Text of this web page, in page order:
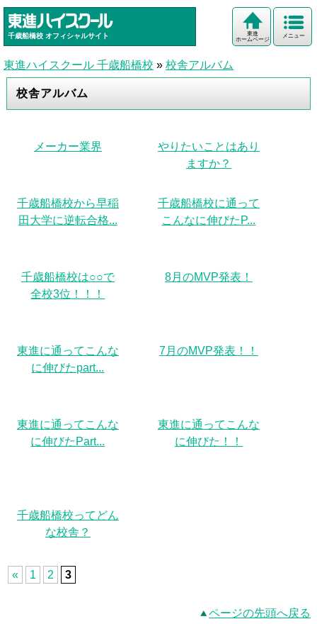
千歳船橋校 オフィシャルサイト メニュー
東進
ホームページ
東進ハイスクール 千歳船橋校 » 校舎アルバム
校舎アルバム
メーカー業界
やりたいことはあり
ますか？
千歳船橋校から早稲
田大学に逆転合格...
千歳船橋校に通って
こんなに伸びたP...
千歳船橋校は○○で
全校3位！！！
8月のMVP発表！
東進に通ってこんな
に伸びたpart...
7月のMVP発表！！
東進に通ってこんな
に伸びたPart...
東進に通ってこんな
に伸びた！！
千歳船橋校ってどん
な校舎？
« 1 2 3
ページの先頭へ戻る